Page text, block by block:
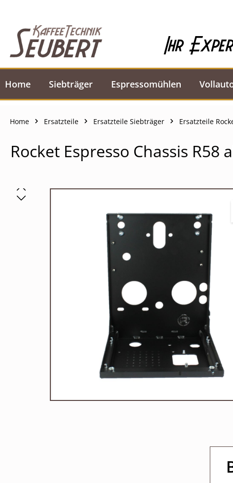
Ihr
Home Siebträger Espressomühlen
Home Ersatzteile Ersatzteile Siebträger Ersatzteile
Rocket Espresso Chassis R58
Bildergalerie überspringen